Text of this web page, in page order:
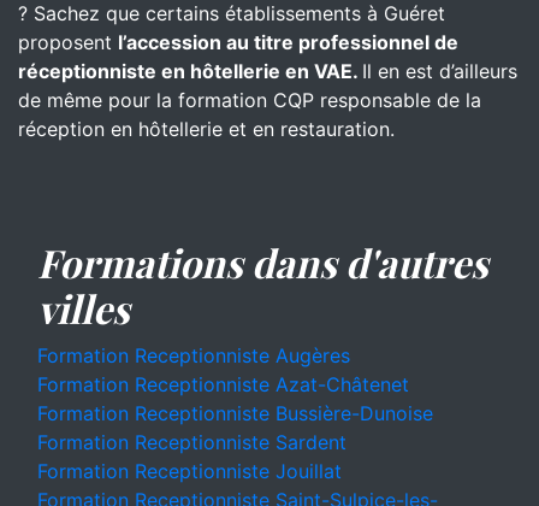
? Sachez que certains établissements à Guéret
proposent l’accession au titre professionnel de
réceptionniste en hôtellerie en VAE. Il en est d’ailleurs
de même pour la formation CQP responsable de la
réception en hôtellerie et en restauration.
Formations dans d'autres
villes
Formation Receptionniste Augères
Formation Receptionniste Azat-Châtenet
Formation Receptionniste Bussière-Dunoise
Formation Receptionniste Sardent
Formation Receptionniste Jouillat
Formation Receptionniste Saint-Sulpice-les-